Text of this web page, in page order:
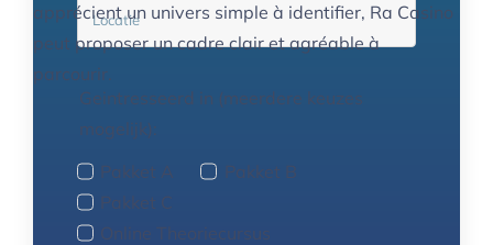
Geintresseerd in (meerdere keuzes
mogelijk):
Pakket A
Pakket B
Pakket C
Online Theoriecursus
apprécient un univers simple à identifier, Ra Casino
peut proposer un cadre clair et agréable à
parcourir.